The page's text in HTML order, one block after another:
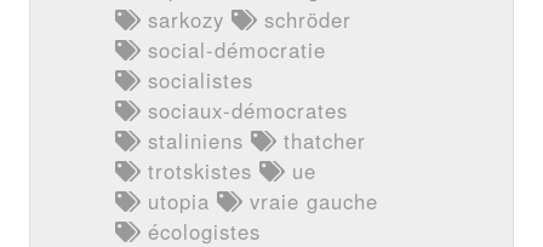
sarkozy
schröder
social-démocratie
socialistes
sociaux-démocrates
staliniens
thatcher
trotskistes
ue
utopia
vraie gauche
écologistes